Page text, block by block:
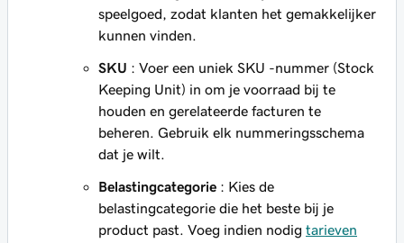
speelgoed, zodat klanten het gemakkelijker
kunnen vinden.
SKU : Voer een uniek SKU -nummer (Stock
Keeping Unit) in om je voorraad bij te
houden en gerelateerde facturen te
beheren. Gebruik elk nummeringsschema
dat je wilt.
Belastingcategorie : Kies de
belastingcategorie die het beste bij je
product past. Voeg indien nodig tarieven